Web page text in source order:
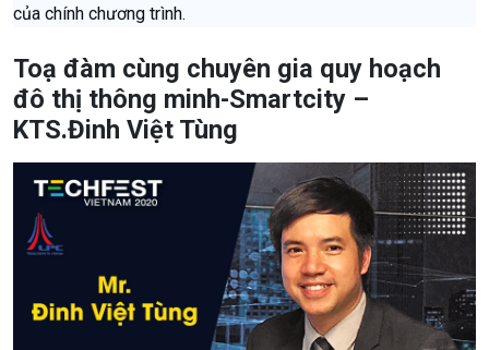
của chính chương trình.
Toạ đàm cùng chuyên gia quy hoạch
đô thị thông minh-Smartcity –
KTS.Đinh Việt Tùng